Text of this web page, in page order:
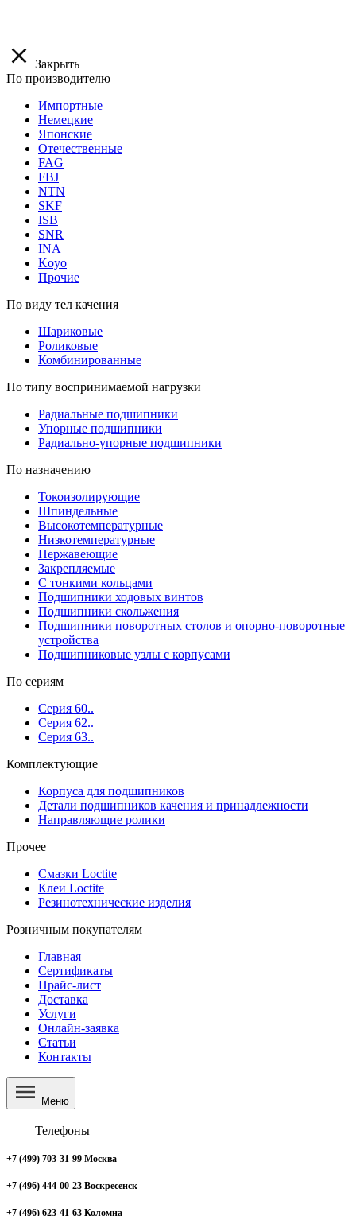
Закрыть
По производителю
Импортные
Немецкие
Японские
Отечественные
FAG
FBJ
NTN
SKF
ISB
SNR
INA
Koyo
Прочие
По виду тел качения
Шариковые
Роликовые
Комбинированные
По типу воспринимаемой нагрузки
Радиальные подшипники
Упорные подшипники
Радиально-упорные подшипники
По назначению
Токоизолирующие
Шпиндельные
Высокотемпературные
Низкотемпературные
Нержавеющие
Закрепляемые
С тонкими кольцами
Подшипники ходовых винтов
Подшипники скольжения
Подшипники поворотных столов и опорно-поворотные
устройства
Подшипниковые узлы с корпусами
По сериям
Серия 60..
Серия 62..
Серия 63..
Комплектующие
Корпуса для подшипников
Детали подшипников качения и принадлежности
Направляющие ролики
Прочее
Смазки Loctite
Клеи Loctite
Резинотехнические изделия
Розничным покупателям
Главная
Сертификаты
Прайс-лист
Доставка
Услуги
Онлайн-заявка
Статьи
Контакты
Меню
Телефоны
+7 (499) 703-31-99 Москва
+7 (496) 444-00-23 Воскресенск
+7 (496) 623-41-63 Коломна